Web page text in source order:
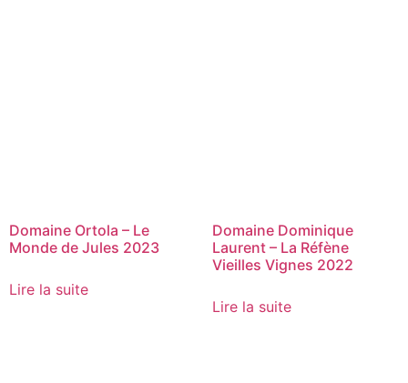
Domaine Ortola – Le
Monde de Jules 2023
Lire la suite
Domaine Dominique
Laurent – La Réfène
Vieilles Vignes 2022
Lire la suite